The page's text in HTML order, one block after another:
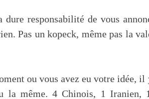
dure responsabilité de vous
Pas un kopeck, même pas la
ou vous avez eu votre idée,
la même. 4 Chinois, 1 Iranien,